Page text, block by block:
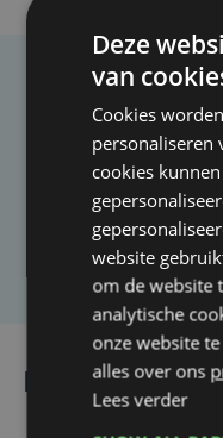
Heb je een taal-
Laat
Lees ook
Deze
van
Cookies
personaliseren
cookies
website
om de website
analytische
onze website
alles over ons
Lees verder